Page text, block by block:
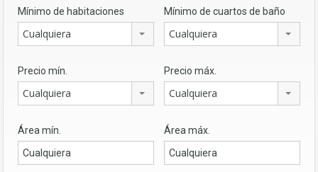
Mínimo de habitaciones
Cualquiera
Mínimo de cuartos de baño
Cualquiera
Precio mín.
Cualquiera
Precio máx.
Cualquiera
Área mín. Área máx.